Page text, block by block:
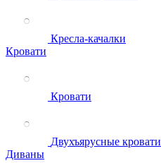
Кресла-качалки
Кровати
Кровати
Двухъярусные кровати
Диваны